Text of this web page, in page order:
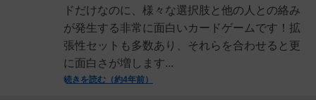
ドだけなのに、様々な選択肢と他の人との絡み
が発生する非常に面白いカードゲームです！拡
張性セットも多数あり、それらを合わせると更
に面白さが増します...
続きを読む（約4年前）